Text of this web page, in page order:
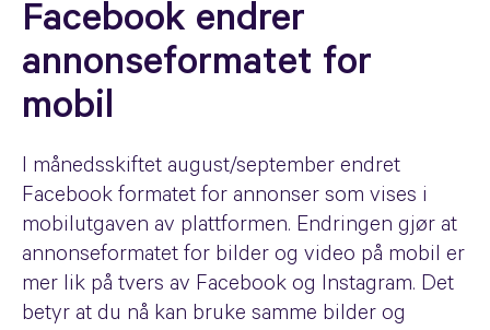
Facebook endrer
annonseformatet for
mobil
I månedsskiftet august/september endret
Facebook formatet for annonser som vises i
mobilutgaven av plattformen. Endringen gjør at
annonseformatet for bilder og video på mobil er
mer lik på tvers av Facebook og Instagram. Det
betyr at du nå kan bruke samme bilder og